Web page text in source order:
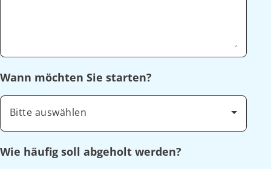
Wann möchten Sie starten?
Bitte auswählen
Wie häufig soll abgeholt werden?